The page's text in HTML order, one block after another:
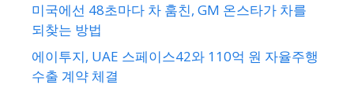
미국에선 48초마다 차 훔친, GM 온스타가 차를
되찾는 방법
에이투지, UAE 스페이스42와 110억 원 자율주행
수출 계약 체결